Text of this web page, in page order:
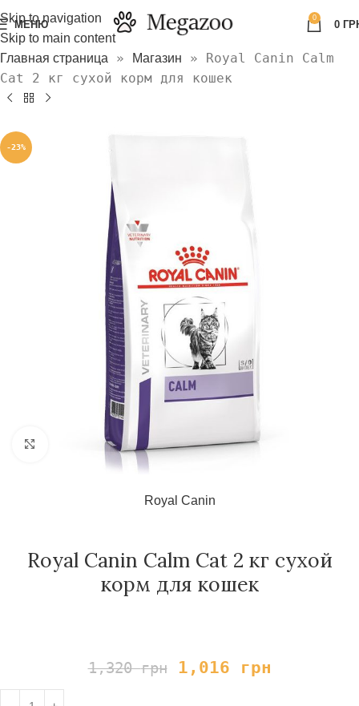
Skip to navigation
Skip to main content
МЕНЮ
0
0
Главная страница » Магазин » Royal Canin Calm
Cat 2 кг сухой корм для кошек
-23%
Нажмите, чтобы увеличить
Royal Canin
Royal Canin Calm Cat 2 кг сухой
корм для кошек
1,320грн 1,016 грн